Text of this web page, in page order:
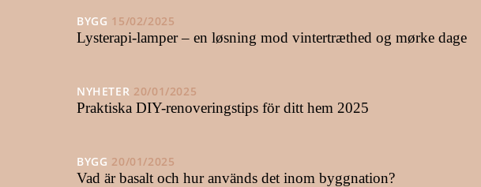
BYGG 15/02/2025
Lysterapi-lamper – en løsning mod vintertræthed og mørke dage
NYHETER 20/01/2025
Praktiska DIY-renoveringstips för ditt hem 2025
BYGG 20/01/2025
Vad är basalt och hur används det inom byggnation?